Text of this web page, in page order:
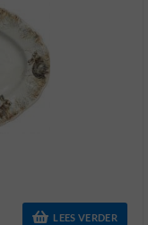
LEES VERDER